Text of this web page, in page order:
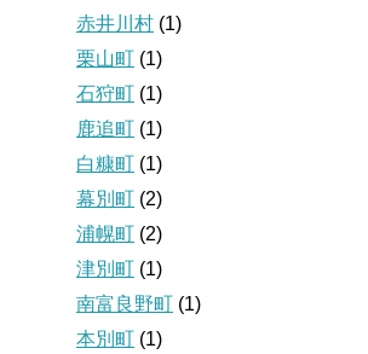
赤井川村 (1)
栗山町 (1)
石狩町 (1)
鹿追町 (1)
白糠町 (1)
幕別町 (2)
浦幌町 (2)
津別町 (1)
南富良野町 (1)
本別町 (1)